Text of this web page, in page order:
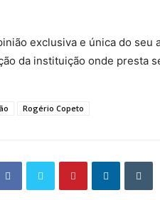
exclusiva e única do seu
da instituição onde presta
Rogério Copeto